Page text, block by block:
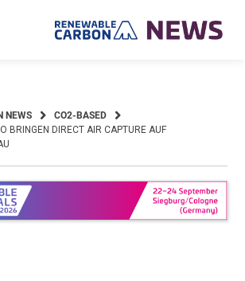
NEWS
CO2-BASED
BRINGEN DIRECT AIR CAPTURE AUF